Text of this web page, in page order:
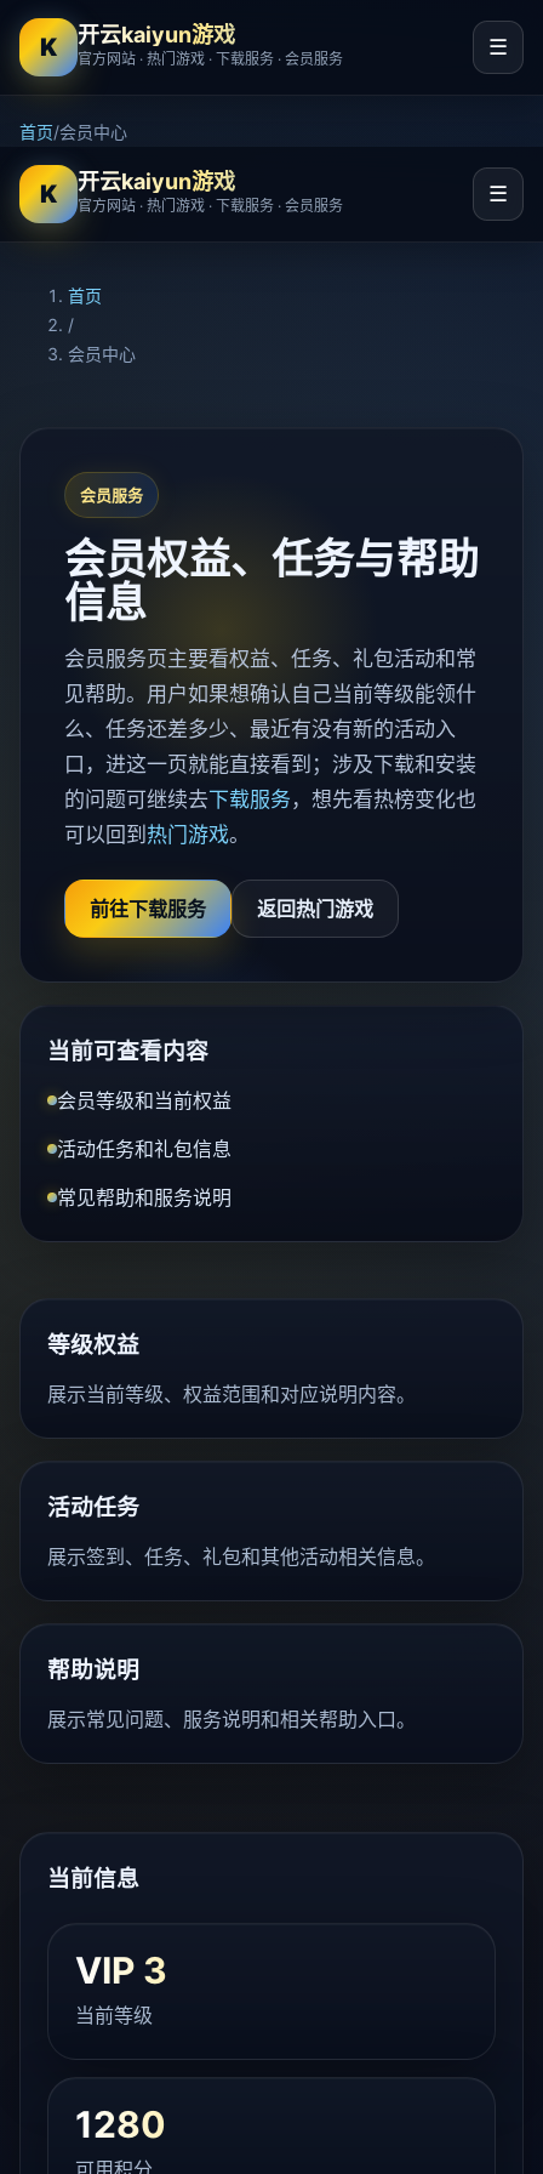
K 开云kaiyun游戏
官方网站 · 热门游戏 · 下载服务 · 会员服务 ☰
首页/会员中心
K 开云kaiyun游戏
官方网站 · 热门游戏 · 下载服务 · 会员服务 ☰
首页
/
会员中心
会员服务
会员权益、任务与帮助
信息
会员服务页主要看权益、任务、礼包活动和常
见帮助。用户如果想确认自己当前等级能领什
么、任务还差多少、最近有没有新的活动入
口，进这一页就能直接看到；涉及下载和安装
的问题可继续去下载服务 ，想先看热榜变化也
可以回到 热门游戏。
前往下载服务 返回热门游戏
当前可查看内容
会员等级和当前权益
活动任务和礼包信息
常见帮助和服务说明
等级权益
展示当前等级、权益范围和对应说明内容。
活动任务
展示签到、任务、礼包和其他活动相关信息。
帮助说明
展示常见问题、服务说明和相关帮助入口。
当前信息
VIP 3
当前等级
1280
可用积分